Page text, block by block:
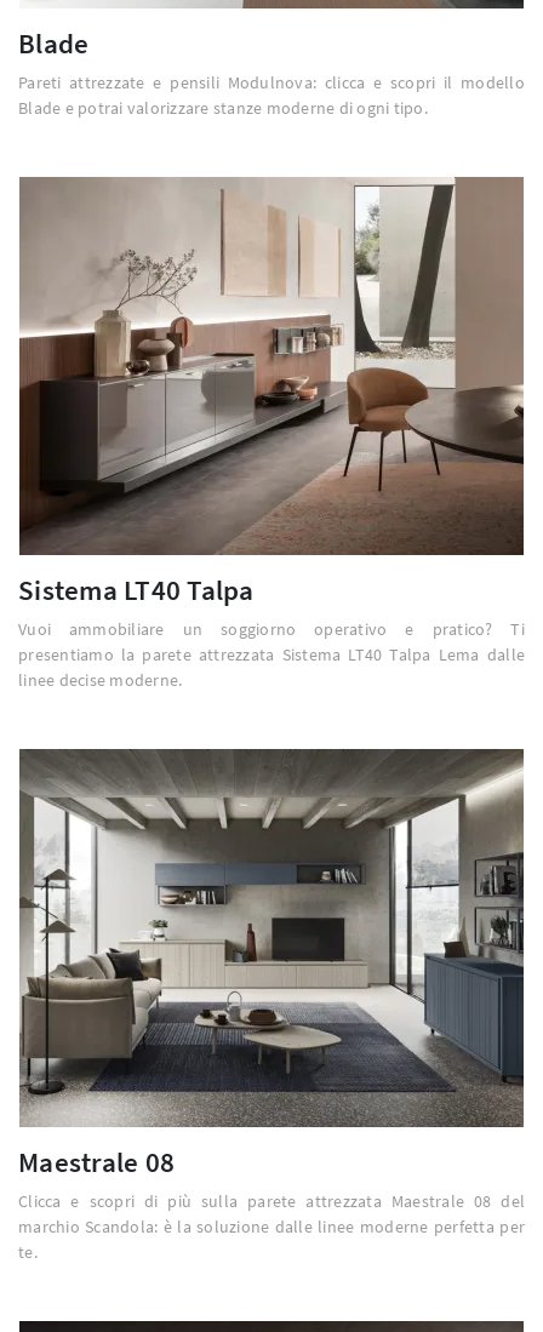
Blade
Pareti attrezzate e pensili Modulnova: clicca e scopri il modello
Blade e potrai valorizzare stanze moderne di ogni tipo.
Sistema LT40 Talpa
Vuoi ammobiliare un soggiorno operativo e pratico? Ti
presentiamo la parete attrezzata Sistema LT40 Talpa Lema dalle
linee decise moderne.
Maestrale 08
Clicca e scopri di più sulla parete attrezzata Maestrale 08 del
marchio Scandola: è la soluzione dalle linee moderne perfetta per
te.